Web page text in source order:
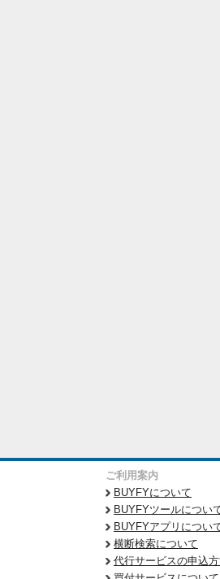
ご利用案内
BUYFYについて
BUYFYツールについ
BUYFYアプリについ
横断検索について
代行サービスの申込